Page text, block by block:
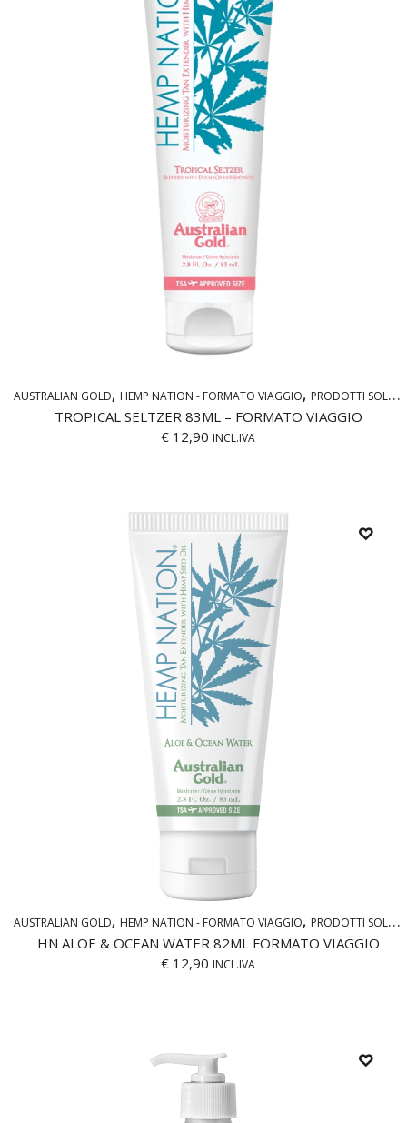
AUSTRALIAN GOLD HEMP NATION - FORMATO VIAGGIO PRODOTTI SOLARI TRAVEL SIZE
TROPICAL SELTZER 83ML – FORMATO VIAGGIO
€ 12,90 INCL.IVA
AUSTRALIAN GOLD HEMP NATION - FORMATO VIAGGIO PRODOTTI SOLARI TRAVEL SIZE
HN ALOE & OCEAN WATER 82ML FORMATO VIAGGIO
€ 12,90 INCL.IVA